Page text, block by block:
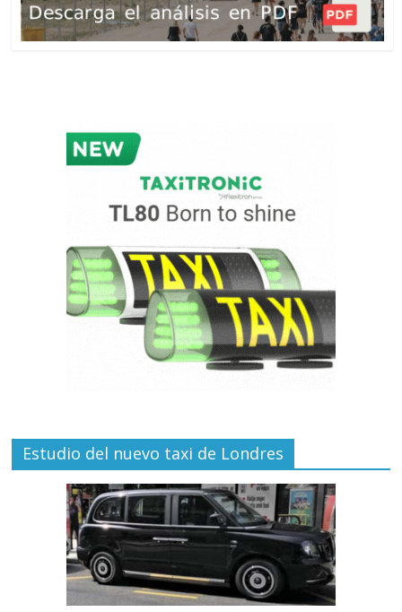
Estudio del nuevo taxi de Londres